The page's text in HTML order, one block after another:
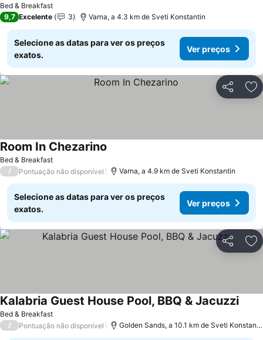
Bed & Breakfast
9,7 Excelente 3 Varna, a 4.3 km de Sveti Konstantin
Selecione as datas para ver os preços
exatos.
Ver preços
Partilhar
Bed & Breakfast
Room In Chezarino
/ Pontuação não disponível Varna, a 4.9 km de Sveti Konstantin
Selecione as datas para ver os preços
exatos.
Ver preços
Partilhar
Bed & Breakfast
Kalabria Guest House Pool, BBQ & Jacuzzi
/ Pontuação não disponível Golden Sands, a 10.1 km de Sveti Konstantin